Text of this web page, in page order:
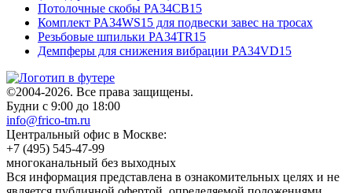
Потолочные скобы PA34CB15
Комплект PA34WS15 для подвески завес на тросах
Резьбовые шпильки PA34TR15
Демпферы для снижения вибрации PA34VD15
©2004-2026. Все права защищены.
Будни с 9:00 до 18:00
info@frico-tm.ru
Центральный офис в Москве:
+7 (495) 545-47-99
многоканальный без выходных
Вся информация представлена в ознакомительных целях и не